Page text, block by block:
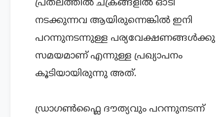
നടക്കുന്നവ ആയിരുന്നെങ്കില്‍ ഇനി
പറന്നുനടന്നുള്ള പര്യവേക്ഷണങ്ങള്‍ക്കു
സമയമാണ് എന്നുള്ള പ്രഖ്യാപനം
കൂടിയായിരുന്നു അത്.
ഡ്രാഗണ്‍ഫ്ലൈ ദൗത്യവും പറന്നുനടന്ന്